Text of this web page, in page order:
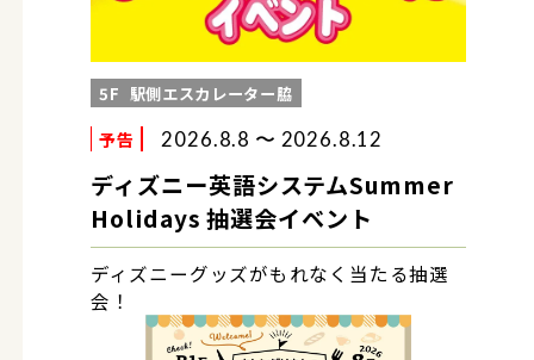
5F 駅側エスカレーター脇
予告 2026.8.8 〜 2026.8.12
ディズニー英語システムSummer
Holidays 抽選会イベント
ディズニーグッズがもれなく当たる抽選
会！